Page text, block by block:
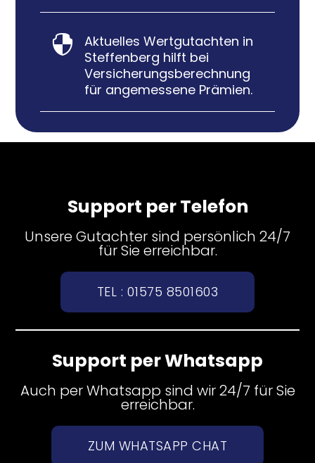

Aktuelles Wertgutachten in
Steffenberg hilft bei
Versicherungsberechnung
für angemessene Prämien.
Support per Telefon
Unsere Gutachter sind persönlich 24/7
für Sie erreichbar.
TEL : 01575 8501603
Support per Whatsapp
Auch per Whatsapp sind wir 24/7 für Sie
erreichbar.
ZUM WHATSAPP CHAT